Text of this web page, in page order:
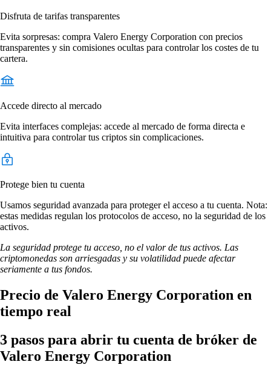
Disfruta de tarifas transparentes
Evita sorpresas: compra Valero Energy Corporation con precios
transparentes y sin comisiones ocultas para controlar los costes de tu
cartera.
Accede directo al mercado
Evita interfaces complejas: accede al mercado de forma directa e
intuitiva para controlar tus criptos sin complicaciones.
Protege bien tu cuenta
Usamos seguridad avanzada para proteger el acceso a tu cuenta. Nota:
estas medidas regulan los protocolos de acceso, no la seguridad de los
activos.
La seguridad protege tu acceso, no el valor de tus activos. Las
criptomonedas son arriesgadas y su volatilidad puede afectar
seriamente a tus fondos.
Precio de Valero Energy Corporation en
tiempo real
3 pasos para abrir tu cuenta de bróker de
Valero Energy Corporation